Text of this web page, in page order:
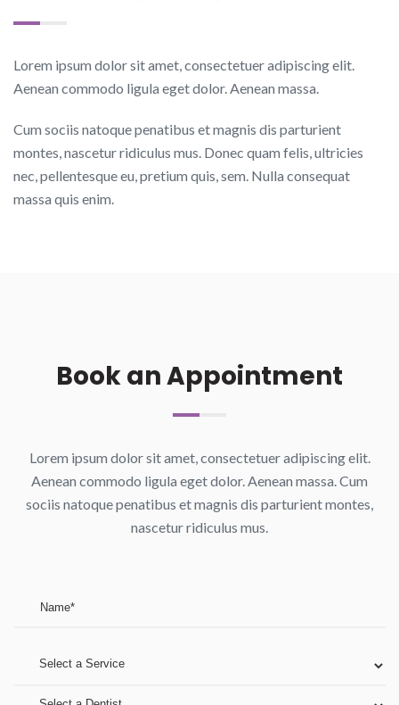
Lorem ipsum dolor sit amet, consectetuer adipiscing elit.
Aenean commodo ligula eget dolor. Aenean massa.
Cum sociis natoque penatibus et magnis dis parturient
montes, nascetur ridiculus mus. Donec quam felis, ultricies
nec, pellentesque eu, pretium quis, sem. Nulla consequat
massa quis enim.
Book an Appointment
Lorem ipsum dolor sit amet, consectetuer adipiscing elit.
Aenean commodo ligula eget dolor. Aenean massa. Cum
sociis natoque penatibus et magnis dis parturient montes,
nascetur ridiculus mus.